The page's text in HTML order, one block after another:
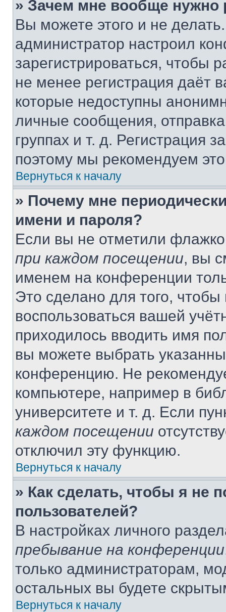
» Зачем мне вообще нужно
Вы можете этого и не
администратор настроил
зарегистрироваться, чтобы
не менее регистрация даёт
которые недоступны
личные сообщения,
группах и т. д. Регистрация
поэтому мы рекомендуем
Вернуться к началу
» Почему мне
имени и пароля?
Если вы не отметили
при каждом посещении, вы
именем на конференции
Это сделано для того, чтобы
воспользоваться вашей
приходилось вводить имя
вы можете выбрать
конференцию. Не
компьютере, например в
университете и т. д. Если
каждом посещении
отключил эту функцию.
Вернуться к началу
» Как сделать, чтобы я не
пользователей?
В настройках личного
пребывание на конференции
только администраторам,
остальных вы будете
Вернуться к началу